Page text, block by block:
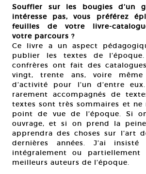
Souffler sur les bougies d’un
intéresse pas, vous préférez
feuilles de votre livre-
votre parcours ?
Ce livre a un aspect
publier les textes de
confrères ont fait des
vingt, trente ans, voire même
d’activité pour l’un d’entre
rarement accompagnés de
textes sont très sommaires et ne
point de vue de l’époque. Si
ouvrage, et si on prend la
apprendra des choses sur l’art
dernières années. J’ai
intégralement ou partiellement
meilleurs auteurs de l’époque.